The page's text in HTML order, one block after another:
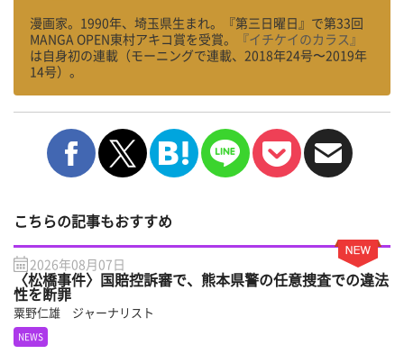
漫画家。1990年、埼玉県生まれ。『第三日曜日』で第33回
MANGA OPEN東村アキコ賞を受賞。
『イチケイのカラス』
は自身初の連載（モーニングで連載、2018年24号〜2019年
14号）。
こちらの記事もおすすめ
2026年08月07日
〈松橋事件〉国賠控訴審で、熊本県警の任意捜査での違法
性を断罪
粟野仁雄 ジャーナリスト
NEWS